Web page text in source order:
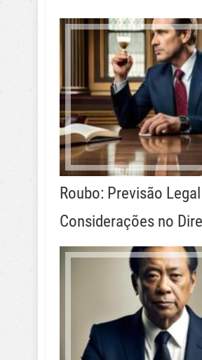
Roubo: Previsão
Considerações no